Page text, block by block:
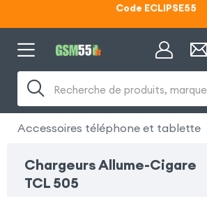
Code ECLIPSE55
Recherche de produits,
Accessoires téléphone et tablette
Chargeurs Allume-Cigare
TCL 505